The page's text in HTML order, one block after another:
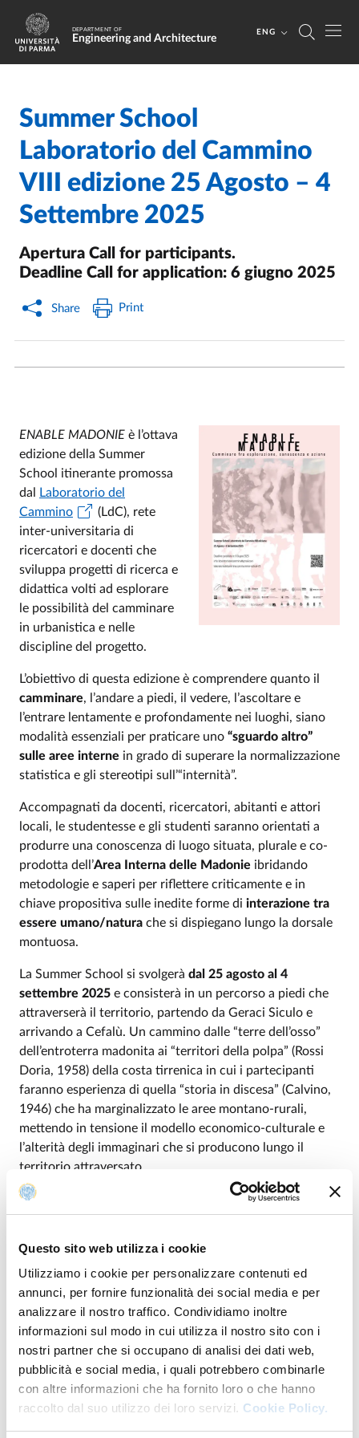
Questo sito web utilizza i cookie
Utilizziamo i cookie per personalizzare contenuti ed
annunci, per fornire funzionalità dei social media e per
analizzare il nostro traffico. Condividiamo inoltre
informazioni sul modo in cui utilizza il nostro sito con i
nostri partner che si occupano di analisi dei dati web,
pubblicità e social media, i quali potrebbero combinarle
con altre informazioni che ha fornito loro o che hanno
raccolto dal suo utilizzo dei loro servizi. Cookie Policy.
Skip to main content
Skip to footer
DEPARTMENT OF
Engineering and Architecture
ENG
Home /
/
Summer School
Laboratorio del Cammino
VIII edizione 25 Agosto – 4
Settembre 2025
Apertura Call for participants.
Deadline Call for application: 6 giugno 2025
Share Print
ENABLE MADONIE è l’ottava
edizione della Summer
School itinerante promossa
dal
Laboratorio del
Cammino
(LdC), rete
inter-universitaria di
ricercatori e docenti che
sviluppa progetti di ricerca e
didattica volti ad esplorare
le possibilità del camminare
in urbanistica e nelle
discipline del progetto.
L’obiettivo di questa edizione è comprendere quanto il
camminare, l’andare a piedi, il vedere, l’ascoltare e
l’entrare lentamente e profondamente nei luoghi, siano
modalità essenziali per praticare uno “sguardo altro”
sulle aree interne in grado di superare la normalizzazione
statistica e gli stereotipi sull’“internità”.
Accompagnati da docenti, ricercatori, abitanti e attori
locali, le studentesse e gli studenti saranno orientati a
produrre una conoscenza di luogo situata, plurale e co-
prodotta dell’Area Interna delle Madonie ibridando
metodologie e saperi per riflettere criticamente e in
chiave propositiva sulle inedite forme di interazione tra
essere umano/natura che si dispiegano lungo la dorsale
montuosa.
La Summer School si svolgerà dal 25 agosto al 4
settembre 2025 e consisterà in un percorso a piedi che
attraverserà il territorio, partendo da Geraci Siculo e
arrivando a Cefalù. Un cammino dalle “terre dell’osso”
dell’entroterra madonita ai “territori della polpa” (Rossi
Doria, 1958) della costa tirrenica in cui i partecipanti
faranno esperienza di quella “storia in discesa” (Calvino,
1946) che ha marginalizzato le aree montano-rurali,
mettendo in tensione il modello economico-culturale e
l’alterità degli immaginari che si producono lungo il
territorio attraversato.
Per partecipare, inviare
entro e non oltre venerdì 6
giugno 2025un curriculum vitae accademico, una lettera
del proprio percorso di studi all’indirizzo e-
maillaboratoriodelcammino@gmail.com.
Barbara Caselli (
barbara.caselli@unipr.it
) o visitare il sito
web della